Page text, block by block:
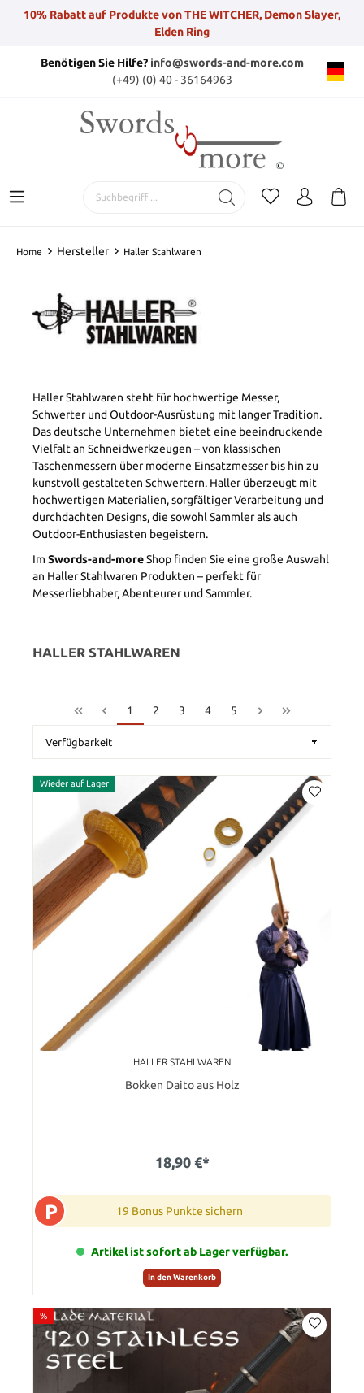
10% Rabatt auf Produkte von THE WITCHER, Demon Slayer,
Elden Ring
Benötigen Sie Hilfe?info@swords-and-more.com
(+49) (0) 40 - 36164963
Home Hersteller Haller Stahlwaren
Haller Stahlwaren steht für hochwertige Messer,
Schwerter und Outdoor-Ausrüstung mit langer Tradition.
Das deutsche Unternehmen bietet eine beeindruckende
Vielfalt an Schneidwerkzeugen – von klassischen
Taschenmessern über moderne Einsatzmesser bis hin zu
kunstvoll gestalteten Schwertern. Haller überzeugt mit
hochwertigen Materialien, sorgfältiger Verarbeitung und
durchdachten Designs, die sowohl Sammler als auch
Outdoor-Enthusiasten begeistern.
Im Swords-and-moreShop finden Sie eine große Auswahl
an Haller Stahlwaren Produkten – perfekt für
Messerliebhaber, Abenteurer und Sammler.
HALLER STAHLWAREN
1 2 3 4 5
Wieder auf Lager
HALLER STAHLWAREN
Bokken Daito aus Holz
18,90 €*
P 19 Bonus Punkte sichern
Artikel ist sofort ab Lager verfügbar.
In den Warenkorb
%